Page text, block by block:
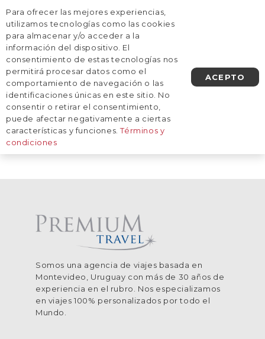
AGENDA UNA LLAMADA
Inicio / Destinos / Asia / Jordania
Jordania
De momento, no tenemos viajes
planificados a este destino.
Somos una agencia de viajes basada en
Montevideo, Uruguay con más de 30 años de
experiencia en el rubro. Nos especializamos
en viajes 100% personalizados por todo el
Mundo.
Para ofrecer las mejores experiencias,
utilizamos tecnologías como las cookies
para almacenar y/o acceder a la
información del dispositivo. El
consentimiento de estas tecnologías nos
permitirá procesar datos como el
comportamiento de navegación o las
identificaciones únicas en este sitio. No
consentir o retirar el consentimiento,
puede afectar negativamente a ciertas
características y funciones.Términos y
condiciones
ACEPTO